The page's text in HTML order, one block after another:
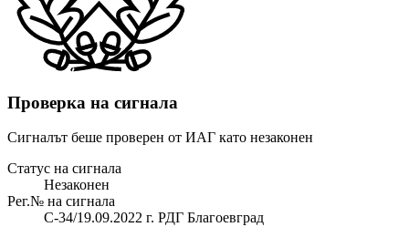
Проверка на сигнала
Сигналът беше проверен от ИАГ като незаконен
Статус на сигнала
Незаконен
Рег.№ на сигнала
С-34/19.09.2022 г. РДГ Благоевград